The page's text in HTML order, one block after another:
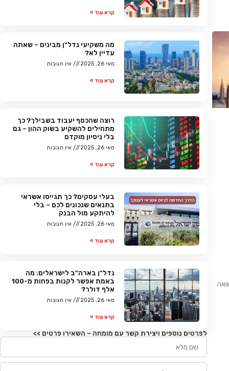
קרא עוד »
מה משקיעי נדל"ן מבינים – שאתה
עדיין לא?
מאי 26, 2025 אין תגובות
קרא עוד »
רוצה שהכסף יעבוד בשבילך? כך
מתחילים להשקיע בשוק ההון – גם
בלי ניסיון מוקדם
מאי 26, 2025 אין תגובות
קרא עוד »
בעלי עסקים? כך תגייסו אשראי
בתנאים שנכונים לכם – בלי
להיתקע מול הבנק
מאי 26, 2025 אין תגובות
קרא עוד »
נדל"ן בארה"ב לישראלים: מה
באמת אפשר לקנות בפחות מ-100
אלף דולר?
מאי 26, 2025 אין תגובות
קרא עוד »
לפרטים נוספים ויצירת קשר עם מומחה – השאירו פרטים >>